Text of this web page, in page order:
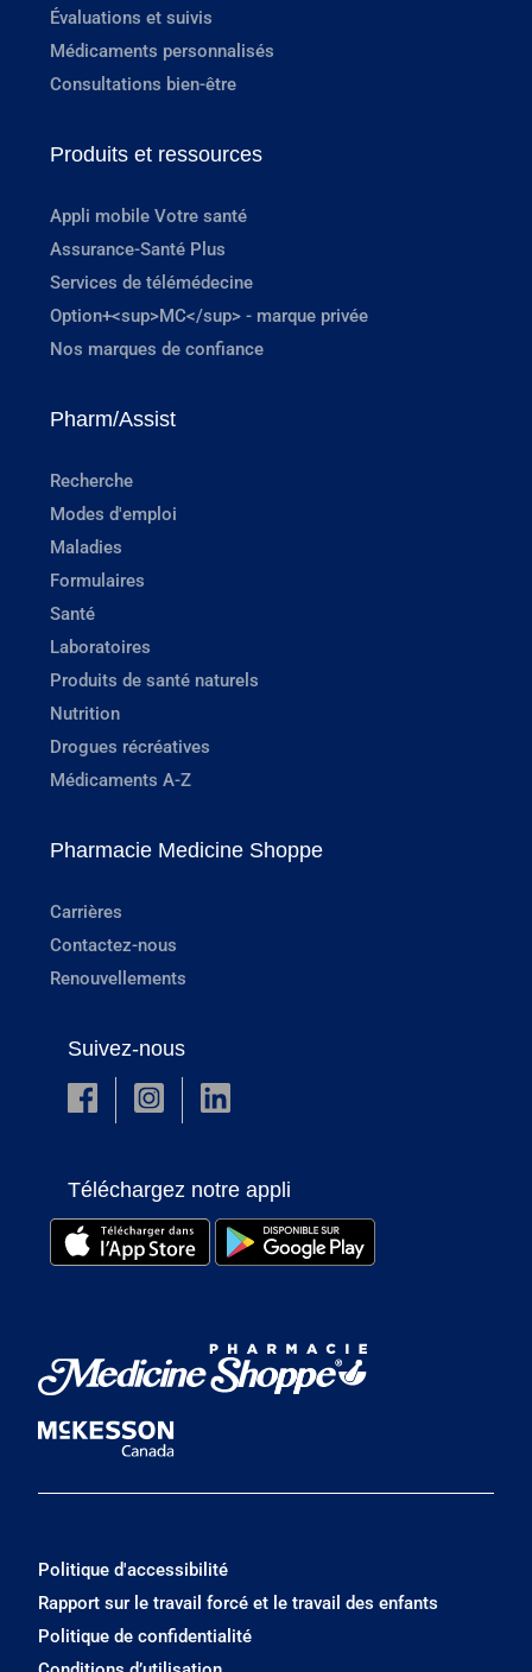
Évaluations et suivis
Médicaments personnalisés
Consultations bien-être
Produits et ressources
Appli mobile Votre santé
Assurance-Santé Plus
Services de télémédecine
Option+<sup>MC</sup> - marque privée
Nos marques de confiance
Pharm/Assist
Recherche
Modes d'emploi
Maladies
Formulaires
Santé
Laboratoires
Produits de santé naturels
Nutrition
Drogues récréatives
Médicaments A-Z
Pharmacie Medicine Shoppe
Carrières
Contactez-nous
Renouvellements
Suivez-nous
Téléchargez notre appli
Politique d'accessibilité
Rapport sur le travail forcé et le travail des enfants
Politique de confidentialité